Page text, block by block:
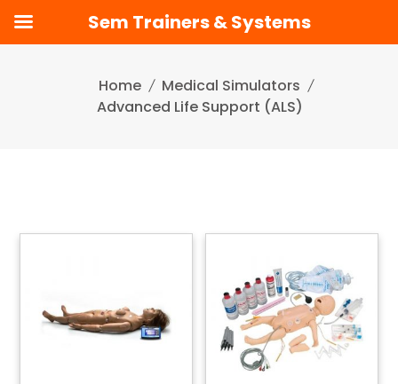
Home
Medical Simulators
Advanced Life Support (ALS)
Sem Trainers & Systems